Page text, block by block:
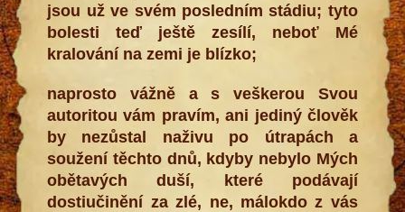
jsou už ve svém posledním stádiu; tyto
bolesti teď ještě zesílí, neboť Mé
kralování na zemi je blízko;
naprosto vážně a s veškerou Svou
autoritou vám pravím, ani jediný člověk
by nezůstal naživu po útrapách a
soužení těchto dnů, kdyby nebylo Mých
obětavých duší, které podávají
dostiučinění za zlé, ne, málokdo z vás